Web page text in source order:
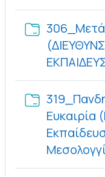
Ευκαιρία